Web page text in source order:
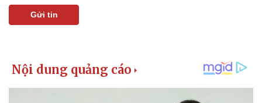
Gửi tin